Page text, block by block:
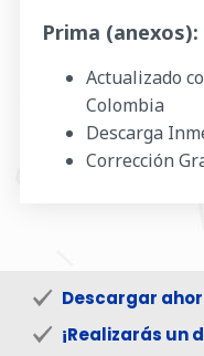
Prima (anexos):
Actualizado
Colombia
Descarga
Corrección
Descargar
¡Realizarás un